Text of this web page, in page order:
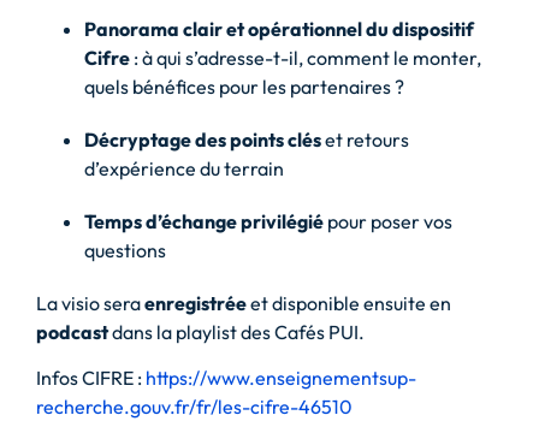
Panorama clair et opérationnel du dispositif
Cifre : à qui s’adresse-t-il, comment le monter,
quels bénéfices pour les partenaires ?
Décryptage des points cléset retours
d’expérience du terrain
Temps d’échange privilégié pour poser vos
questions
La visio seraenregistréeet disponible ensuite en
podcastdans la playlist des Cafés PUI.
Infos CIFRE : https://www.enseignementsup-
recherche.gouv.fr/fr/les-cifre-46510